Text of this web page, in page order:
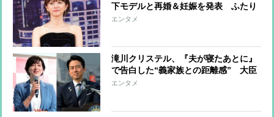
下モデルと再婚＆妊娠を発表 ふたり
の左手薬指にはおそろいの指輪がキラ
エンタメ
滝川クリステル、『夫が寝たあとに』
で告白した“義家族との距離感” 大臣
夫人による家庭内事情暴露は異例
エンタメ